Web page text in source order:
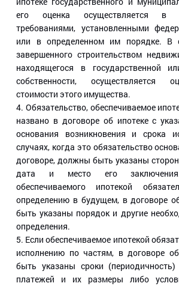
его оценка осуществляется в
требованиями, установленными
или в определенном им порядке. В
завершенного строительством
находящегося в государственной
собственности, осуществляется
стоимости этого имущества.
4. Обязательство, обеспечиваемое
названо в договоре об ипотеке с
основания возникновения и срока
случаях, когда это обязательство
договоре, должны быть указаны
дата и место его
обеспечиваемого ипотекой
определению в будущем, в договоре
быть указаны порядок и другие
определения.
5. Если обеспечиваемое ипотекой
исполнению по частям, в договоре
быть указаны сроки (периодичность)
платежей и их размеры либо